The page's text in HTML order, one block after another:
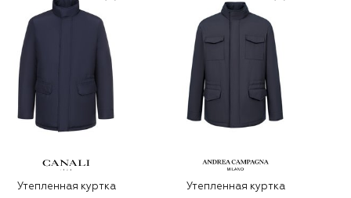
Утепленная куртка
Утепленная куртка